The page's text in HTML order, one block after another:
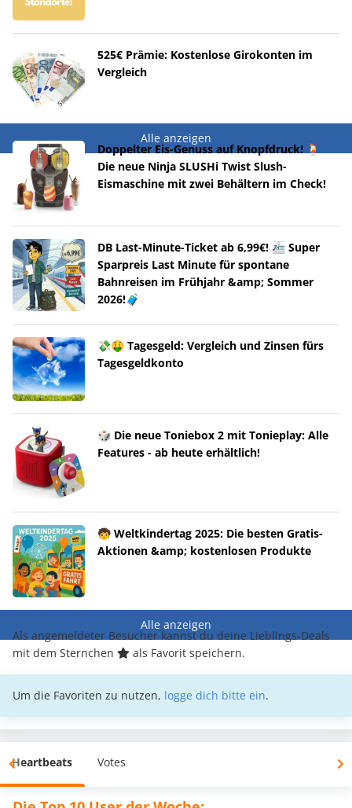
525€ Prämie: Kostenlose Girokonten im
Vergleich
Alle anzeigen
Doppelter Eis-Genuss auf Knopfdruck! 🍹
Die neue Ninja SLUSHi Twist Slush-
Eismaschine mit zwei Behältern im Check!
DB Last-Minute-Ticket ab 6,99€! 🚈 Super
Sparpreis Last Minute für spontane
Bahnreisen im Frühjahr &amp; Sommer
2026!🧳
💸🤑 Tagesgeld: Vergleich und Zinsen fürs
Tagesgeldkonto
🎲 Die neue Toniebox 2 mit Tonieplay: Alle
Features - ab heute erhältlich!
🧒 Weltkindertag 2025: Die besten Gratis-
Aktionen &amp; kostenlosen Produkte
Alle anzeigen
Als angemeldeter Besucher kannst du deine Lieblings-Deals
mit dem Sternchen
als Favorit speichern.
Um die Favoriten zu nutzen, logge dich bitte ein.
Heartbeats Votes